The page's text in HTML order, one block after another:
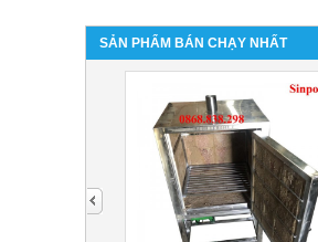
SẢN PHẨM BÁN CHẠY NHẤT
next